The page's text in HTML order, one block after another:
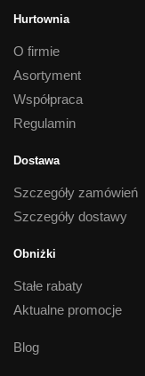
Hurtownia
O firmie
Asortyment
Współpraca
Regulamin
Dostawa
Szczegóły zamówień
Szczegóły dostawy
Obniżki
Stałe rabaty
Aktualne promocje
Blog